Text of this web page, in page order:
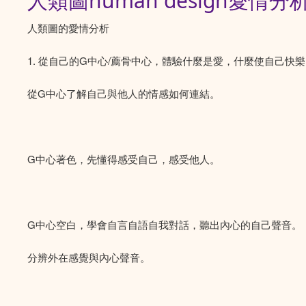
人類圖的愛情分析
1. 從自己的G中心/薦骨中心，體驗什麼是愛，什麼使自己快樂
從G中心了解自己與他人的情感如何連結。
G中心著色，先懂得感受自己，感受他人。
G中心空白，學會自言自語自我對話，聽出內心的自己聲音。
分辨外在感覺與內心聲音。